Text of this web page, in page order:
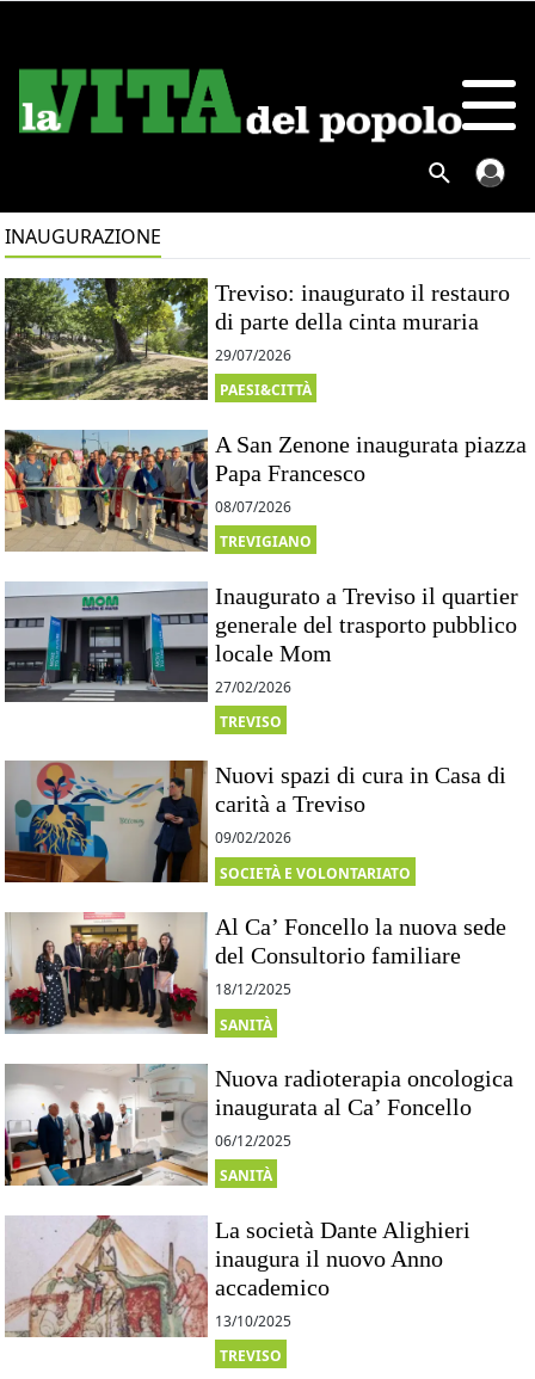
INAUGURAZIONE
Treviso: inaugurato il restauro
di parte della cinta muraria
29/07/2026
PAESI&CITTÀ
A San Zenone inaugurata piazza
Papa Francesco
08/07/2026
TREVIGIANO
Inaugurato a Treviso il quartier
generale del trasporto pubblico
locale Mom
27/02/2026
TREVISO
Nuovi spazi di cura in Casa di
carità a Treviso
09/02/2026
SOCIETÀ E VOLONTARIATO
Al Ca’ Foncello la nuova sede
del Consultorio familiare
18/12/2025
SANITÀ
Nuova radioterapia oncologica
inaugurata al Ca’ Foncello
06/12/2025
SANITÀ
La società Dante Alighieri
inaugura il nuovo Anno
accademico
13/10/2025
TREVISO